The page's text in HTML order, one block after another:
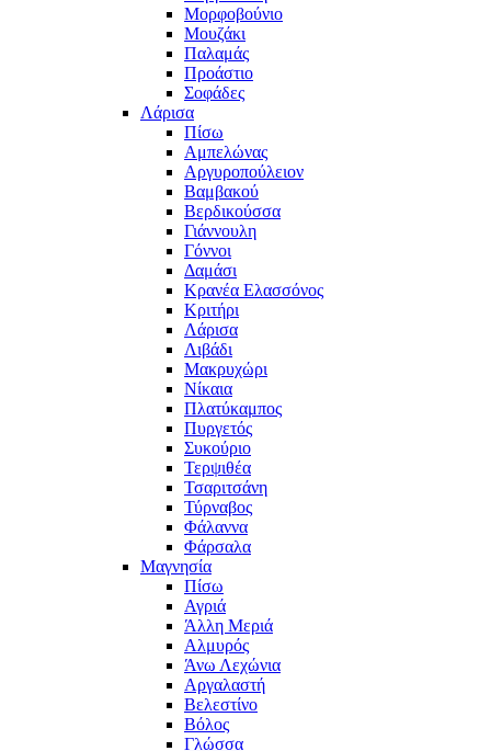
Μορφοβούνιο
Μουζάκι
Παλαμάς
Προάστιο
Σοφάδες
Λάρισα
Πίσω
Αμπελώνας
Αργυροπούλειον
Βαμβακού
Βερδικούσσα
Γιάννουλη
Γόννοι
Δαμάσι
Κρανέα Ελασσόνος
Κριτήρι
Λάρισα
Λιβάδι
Μακρυχώρι
Νίκαια
Πλατύκαμπος
Πυργετός
Συκούριο
Τερψιθέα
Τσαριτσάνη
Τύρναβος
Φάλαννα
Φάρσαλα
Μαγνησία
Πίσω
Αγριά
Άλλη Μεριά
Αλμυρός
Άνω Λεχώνια
Αργαλαστή
Βελεστίνο
Βόλος
Γλώσσα